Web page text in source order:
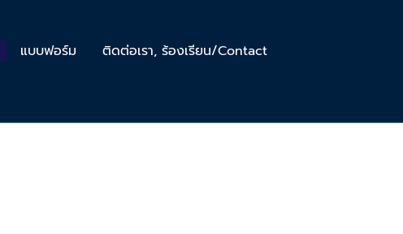
แบบฟอร์ม
ติดต่อเรา, ร้องเรียน/Contact